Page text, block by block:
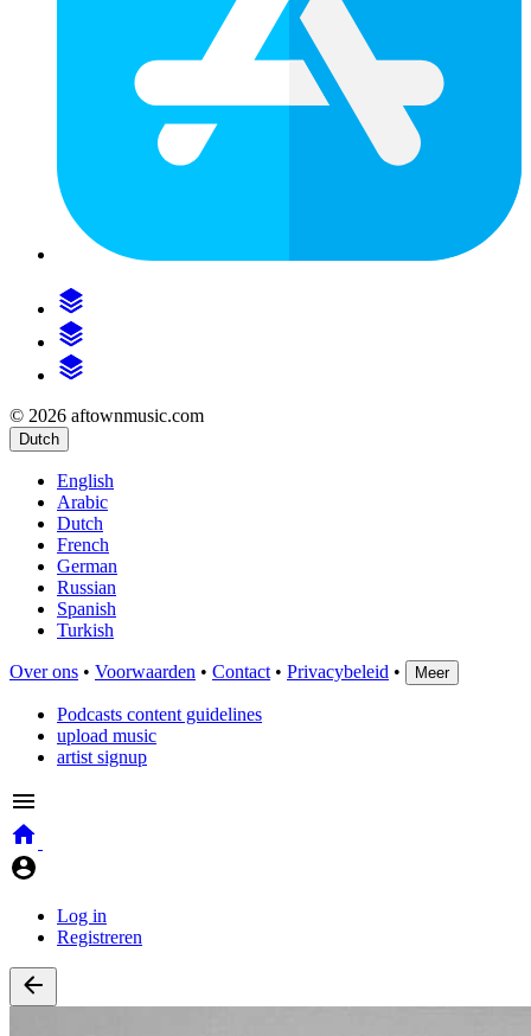
© 2026 aftownmusic.com
Dutch
English
Arabic
Dutch
French
German
Russian
Spanish
Turkish
Over ons • Voorwaarden • Contact • Privacybeleid • Meer
Podcasts content guidelines
upload music
artist signup
Log in
Registreren